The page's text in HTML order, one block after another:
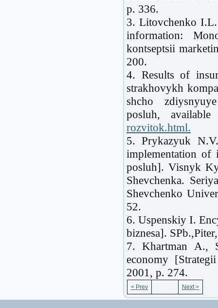
p. 336.
3. Litovchenko
information:
kontseptsii
200.
4. Results of
strakhovykh
shcho
posluh,
rozvitok.html.
5. Prykazyuk
implementation
posluh]. Visnyk
Shevchenka.
Shevchenko
52.
6. Uspenskiy I.
biznesa].
7. Khartman A.,
economy
2001, p. 274.
< Prev Next >